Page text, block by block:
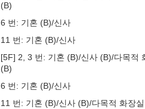
(B)
6 번: 기혼 (B)/신사
11 번: 기혼 (B)/신사
[5F] 2, 3 번: 기혼 (B)/신사 (B)/다목적
(B)
6 번: 기혼 (B)/신사
11 번: 기혼 (B)/신사 (B)/다목적 화장